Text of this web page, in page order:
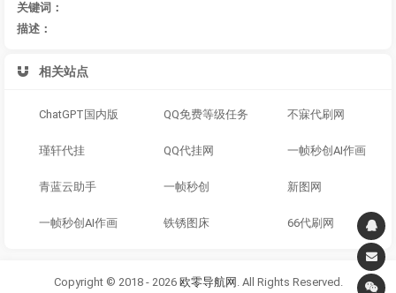
关键词：
描述：
相关站点
ChatGPT国内版 QQ免费等级任务 不寐代刷网
瑾轩代挂 QQ代挂网 一帧秒创AI作画
青蓝云助手 一帧秒创 新图网
一帧秒创AI作画 铁锈图床 66代刷网
Copyright © 2018 - 2026 欧零导航网 . All Rights Reserved.